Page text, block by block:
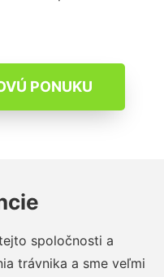
PONUKU
spoločnosti a
trávnika a sme veľmi